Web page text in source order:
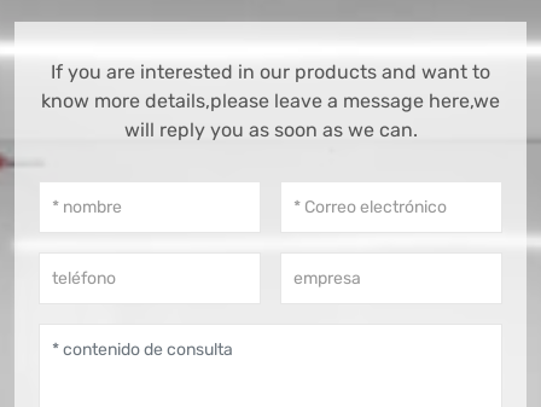
If you are interested in our products and want to
know more details,please leave a message here,we
will reply you as soon as we can.